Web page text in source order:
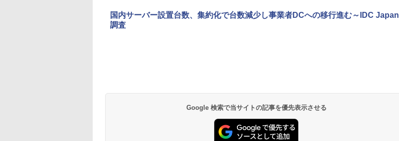
国内サーバー設置台数、集約化で台数減少し事業者DCへの移行進む～IDC Japan
調査
Google 検索で当サイトの記事を優先表示させる